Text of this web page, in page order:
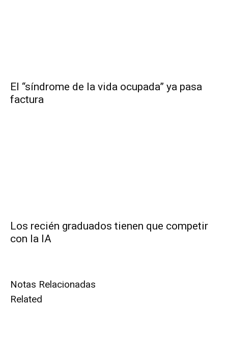
El “síndrome de la vida ocupada” ya pasa
factura
Los recién graduados tienen que competir
con la IA
Notas Relacionadas
Related